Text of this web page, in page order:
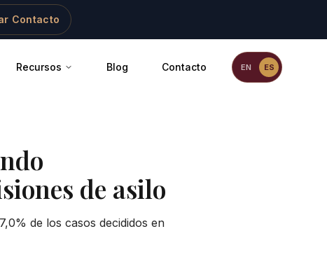
Contacto
Recursos Blog Contacto ES
EN
de asilo
de los casos decididos en